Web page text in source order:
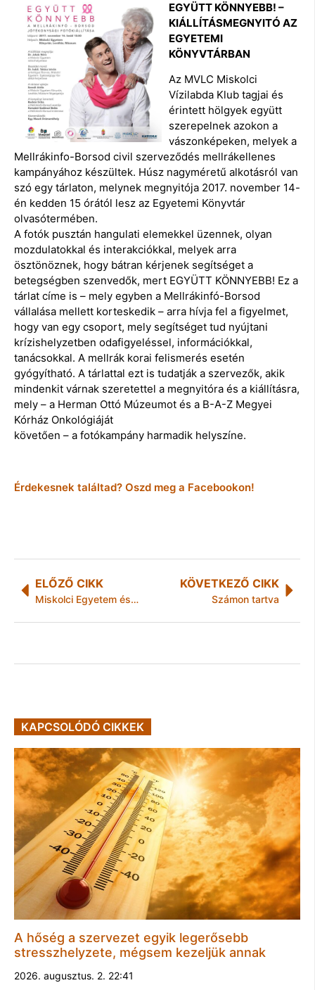
EGYÜTT KÖNNYEBB! –
KIÁLLÍTÁSMEGNYITÓ AZ
EGYETEMI
KÖNYVTÁRBAN
Az MVLC Miskolci
Vízilabda Klub tagjai és
érintett hölgyek együtt
szerepelnek azokon a
vászonképeken, melyek a
Mellrákinfo-Borsod civil szerveződés mellrákellenes
kampányához készültek. Húsz nagyméretű alkotásról van
szó egy tárlaton, melynek megnyitója 2017. november 14-
én kedden 15 órától lesz az Egyetemi Könyvtár
olvasótermében.
A fotók pusztán hangulati elemekkel üzennek, olyan
mozdulatokkal és interakciókkal, melyek arra
ösztönöznek, hogy bátran kérjenek segítséget a
betegségben szenvedők, mert EGYÜTT KÖNNYEBB! Ez a
tárlat címe is – mely egyben a Mellrákinfó-Borsod
vállalása mellett korteskedik – arra hívja fel a figyelmet,
hogy van egy csoport, mely segítséget tud nyújtani
krízishelyzetben odafigyeléssel, információkkal,
tanácsokkal. A mellrák korai felismerés esetén
gyógyítható. A tárlattal ezt is tudatják a szervezők, akik
mindenkit várnak szeretettel a megnyitóra és a kiállításra,
mely – a Herman Ottó Múzeumot és a B-A-Z Megyei
Kórház Onkológiáját
követően – a fotókampány harmadik helyszíne.
Érdekesnek találtad? Oszd meg a Facebookon!
ELŐZŐ CIKK
Miskolci Egyetem és BOKIK együttműködés
KÖVETKEZŐ CIKK
Számon tartva
KAPCSOLÓDÓ CIKKEK
A hőség a szervezet egyik legerősebb
stresszhelyzete, mégsem kezeljük annak
2026. augusztus. 2. 22:41